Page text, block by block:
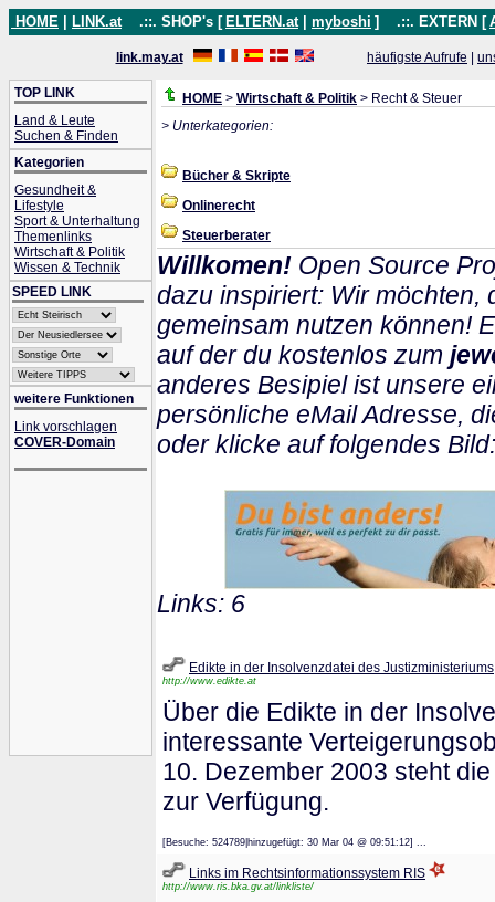
HOME LINK.at .::. SHOP's [ ELTERN.at myboshi ] .::. EXTERN [
link.may.at häufigste Aufrufe
TOP LINK
Land & Leute
Suchen & Finden
Kategorien
Gesundheit &
Lifestyle
Sport & Unterhaltung
Themenlinks
Wirtschaft & Politik
Wissen & Technik
SPEED LINK
weitere Funktionen
Link vorschlagen
COVER-Domain
HOME > Wirtschaft & Politik > Recht & Steuer
> Unterkategorien:
Bücher & Skripte
Onlinerecht
Steuerberater
Willkomen! Open Source
dazu inspiriert: Wir möchten,
gemeinsam nutzen können!
auf der du kostenlos zum
anderes Besipiel ist unsere
persönliche eMail Adresse,
oder klicke auf folgendes Bild:
Links: 6
Edikte in der Insolvenzdatei des Justizministeriums
http://www.edikte.at
Über die Edikte in der
interessante
10. Dezember 2003 steht
zur Verfügung.
[Besuche: 524789|hinzugefügt: 30 Mar 04 @ 09:51:12] ...
Links im Rechtsinformationssystem RIS
http://www.ris.bka.gv.at/linkliste/